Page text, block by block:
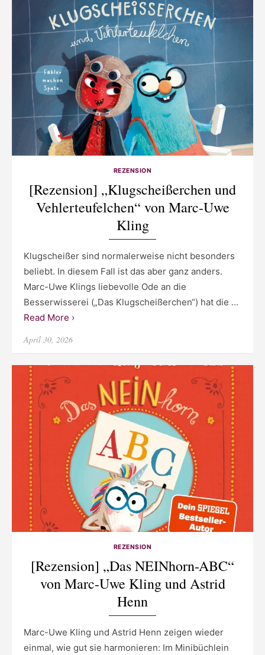
REZENSION
[Rezension] „Klugscheißerchen und
Vehlerteufelchen“ von Marc-Uwe
Kling
Klugscheißer sind normalerweise nicht besonders
beliebt. In diesem Fall ist das aber ganz anders.
Marc-Uwe Klings liebevolle Ode an die
Besserwisserei („Das Klugscheißerchen“) hat die …
Read More ›
Posted
April 30, 2026
REZENSION
[Rezension] „Das NEINhorn-ABC“
von Marc-Uwe Kling und Astrid
Henn
Marc-Uwe Kling und Astrid Henn zeigen wieder
einmal, wie gut sie harmonieren: Im Minibüchlein